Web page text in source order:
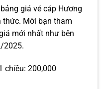
giá vé cáp Hương
thức. Mời bạn tham
mới nhất như bên
2025.
chiều: 200,000